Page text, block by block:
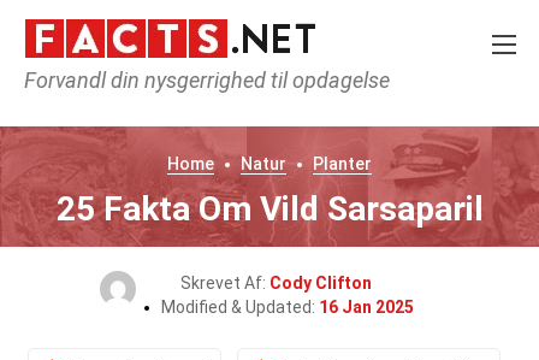
Forvandl din nysgerrighed til opdagelse
Home Natur Planter
25 Fakta Om Vild Sarsaparil
Skrevet Af: Cody Clifton
Modified & Updated: 16 Jan 2025